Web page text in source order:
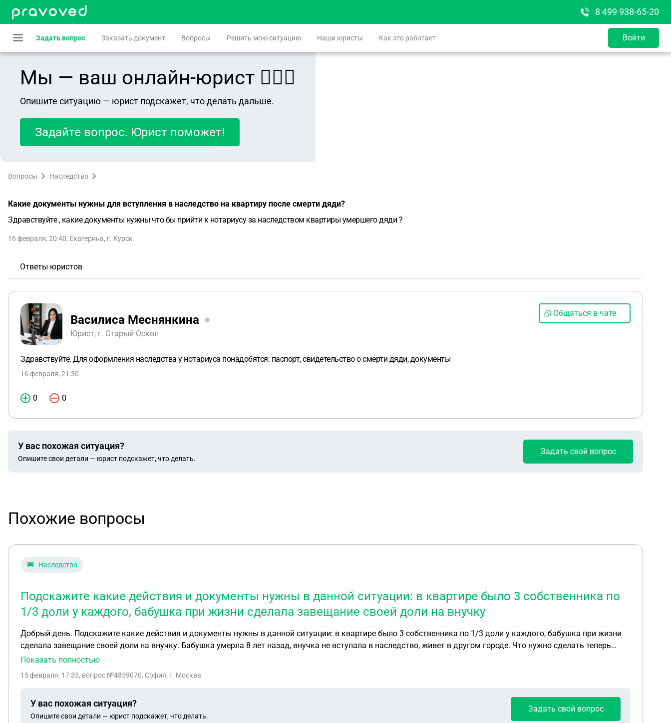
8 499 938-65-20
Задать вопрос Заказать документ Вопросы Решить мою ситуацию Наши юристы Как это работает Войти
Мы — ваш онлайн-юрист 👨🏻‍⚖️
Опишите ситуацию — юрист подскажет, что делать дальше.
Задайте вопрос. Юрист поможет!
Вопросы Наследство
Какие документы нужны для вступления в наследство на квартиру после смерти дяди?
Здравствуйте , какие документы нужны что бы прийти к нотариусу за наследством квартиры умершего дяди ?
16 февраля, 20:40, Екатерина, г. Курск
Ответы юристов
Василиса Меснянкина
Юрист, г. Старый Оскол
Общаться в чате
Здравствуйте. Для оформления наследства у нотариуса понадобятся: паспорт, свидетельство о смерти дяди, документы
16 февраля, 21:30
0 0
У вас похожая ситуация?
Опишите свои детали — юрист подскажет, что делать.
Задать свой вопрос
Похожие вопросы
Наследство
Подскажите какие действия и документы нужны в данной ситуации: в квартире было 3 собственника по
1/3 доли у каждого, бабушка при жизни сделала завещание своей доли на внучку
Добрый день. Подскажите какие действия и документы нужны в данной ситуации: в квартире было 3 собственника по 1/3 доли у каждого, бабушка при жизни
сделала завещание своей доли на внучку. Бабушка умерла 8 лет назад, внучка не вступала в наследство, живет в другом городе. Что нужно сделать теперь
внучке, чтоб оформить эту долю на себя если уже прошло столько времени? Внучка прописана в этой квартире сейчас.
Показать полностью
15 февраля, 17:35, вопрос №4859070, София, г. Москва
У вас похожая ситуация?
Опишите свои детали — юрист подскажет, что делать.
Задать свой вопрос